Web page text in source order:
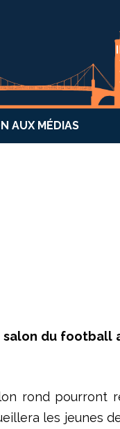
AUX MÉDIAS
salon du
rond pourront
les jeunes